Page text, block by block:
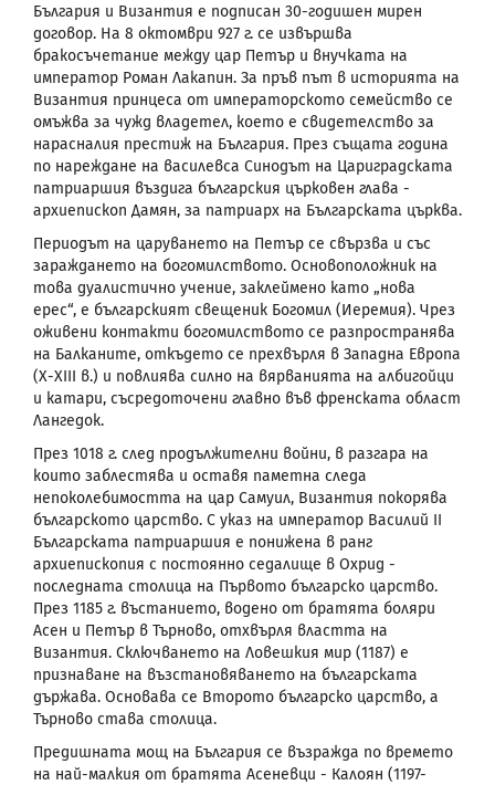
България и Византия е подписан 30-годишен мирен
договор. На 8 октомври 927 г. се извършва
бракосъчетание между цар Петър и внучката на
император Роман Лакапин. За пръв път в историята на
Византия принцеса от императорското семейство се
омъжва за чужд владетел, което е свидетелство за
нарасналия престиж на България. През същата година
по нареждане на василевса Синодът на Цариградската
патриаршия въздига българския църковен глава -
архиепископ Дамян, за патриарх на Българската църква.
Периодът на царуването на Петър се свързва и със
зараждането на богомилството. Основоположник на
това дуалистично учение, заклеймено като „нова
ерес“, е българският свещеник Богомил (Иеремия). Чрез
оживени контакти богомилството се разпространява
на Балканите, откъдето се прехвърля в Западна Европа
(Х-XIII в.) и повлиява силно на вярванията на албигойци
и катари, съсредоточени главно във френската област
Лангедок.
През 1018 г. след продължителни войни, в разгара на
които заблестява и оставя паметна следа
непоколебимостта на цар Самуил, Византия покорява
българското царство. С указ на император Василий II
Българската патриаршия е понижена в ранг
архиепископия с постоянно седалище в Охрид -
последната столица на Първото българско царство.
През 1185 г. въстанието, водено от братята боляри
Асен и Петър в Търново, отхвърля властта на
Византия. Сключването на Ловешкия мир (1187) е
признаване на възстановяването на българската
държава. Основава се Второто българско царство, а
Търново става столица.
Предишната мощ на България се възражда по времето
на най-малкия от братята Асеневци - Калоян (1197-